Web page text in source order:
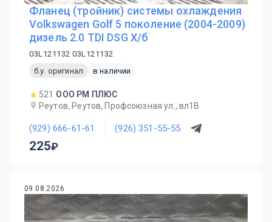
Фланец (тройник) системы охлаждения
Volkswagen Golf 5 поколение (2004-2009)
дизель 2.0 TDI DSG Х/б
03L121132 03L121132
б.у. оригинал
в наличии
521 ООО РМ ПЛЮС
Реутов, Реутов, Профсоюзная ул., вл1В
(929) 666-61-61 (926) 351-55-55
225
09.08.2026